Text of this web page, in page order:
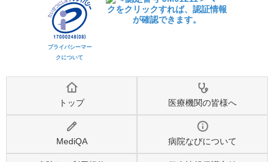
載に努めておりますが、内容を完全に保証するものではありませ
掲載されている医院を受診される場合は、事前に必ず該当の医院
に直接ご確認ください。
当サービスによって生じた損害について、ミーカンパニー株式会
株式会社eヘルスケア
ではその賠償の責任を一切負わない
ものとします。
掲載情報に誤りがある場合には、お手数ですが、 お問い合わせフ
からご連絡をいただけますようお願いいたします。